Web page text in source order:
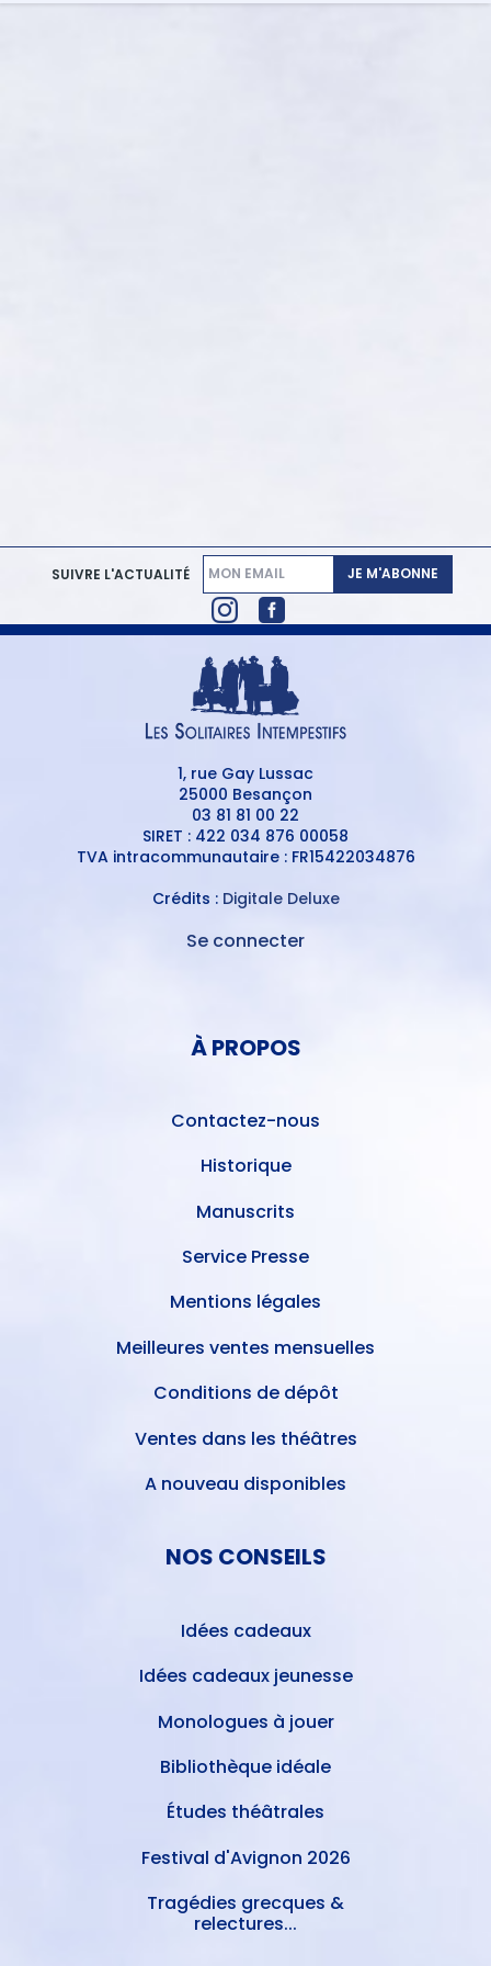
SUIVRE L'ACTUALITÉ JE M'ABONNE
1, rue Gay Lussac
25000 Besançon
03 81 81 00 22
SIRET : 422 034 876 00058
TVA intracommunautaire : FR15422034876
Crédits : Digitale Deluxe
Se connecter
À PROPOS
Contactez-nous
Historique
Manuscrits
Service Presse
Mentions légales
Meilleures ventes mensuelles
Conditions de dépôt
Ventes dans les théâtres
A nouveau disponibles
NOS CONSEILS
Idées cadeaux
Idées cadeaux jeunesse
Monologues à jouer
Bibliothèque idéale
Études théâtrales
Festival d'Avignon 2026
Tragédies grecques &
relectures...